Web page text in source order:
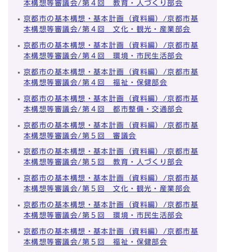
本構想等審議会/第４回 教育・人づくり部会
京都市の基本構想・基本計画（資料編）/京都市基
本構想等審議会/第４回 文化・観光・産業部会
京都市の基本構想・基本計画（資料編）/京都市基
本構想等審議会/第４回 環境・市民生活部会
京都市の基本構想・基本計画（資料編）/京都市基
本構想等審議会/第４回 福祉・保健部会
京都市の基本構想・基本計画（資料編）/京都市基
本構想等審議会/第４回 都市整備・交通部会
京都市の基本構想・基本計画（資料編）/京都市基
本構想等審議会/第５回 審議会
京都市の基本構想・基本計画（資料編）/京都市基
本構想等審議会/第５回 教育・人づくり部会
京都市の基本構想・基本計画（資料編）/京都市基
本構想等審議会/第５回 文化・観光・産業部会
京都市の基本構想・基本計画（資料編）/京都市基
本構想等審議会/第５回 環境・市民生活部会
京都市の基本構想・基本計画（資料編）/京都市基
本構想等審議会/第５回 福祉・保健部会